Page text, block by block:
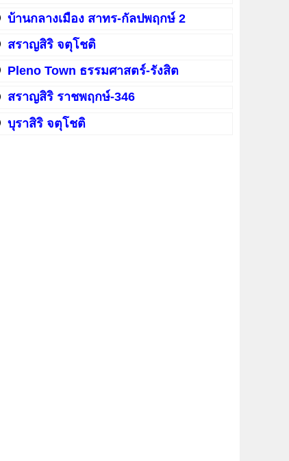
บ้านกลางเมือง สาทร-กัลปพฤกษ์ 2
สราญสิริ จตุโชติ
Pleno Town ธรรมศาสตร์-รังสิต
สราญสิริ ราชพฤกษ์-346
บุราสิริ จตุโชติ